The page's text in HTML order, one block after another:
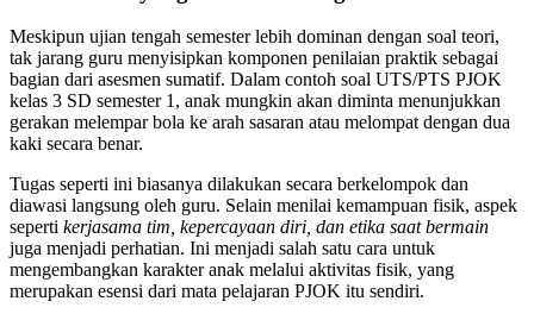
Meskipun ujian tengah semester lebih dominan dengan soal teori,
tak jarang guru menyisipkan komponen penilaian praktik sebagai
bagian dari asesmen sumatif. Dalam contoh soal UTS/PTS PJOK
kelas 3 SD semester 1, anak mungkin akan diminta menunjukkan
gerakan melempar bola ke arah sasaran atau melompat dengan dua
kaki secara benar.
Tugas seperti ini biasanya dilakukan secara berkelompok dan
diawasi langsung oleh guru. Selain menilai kemampuan fisik, aspek
seperti kerjasama tim, kepercayaan diri, dan etika saat bermain
juga menjadi perhatian. Ini menjadi salah satu cara untuk
mengembangkan karakter anak melalui aktivitas fisik, yang
merupakan esensi dari mata pelajaran PJOK itu sendiri.